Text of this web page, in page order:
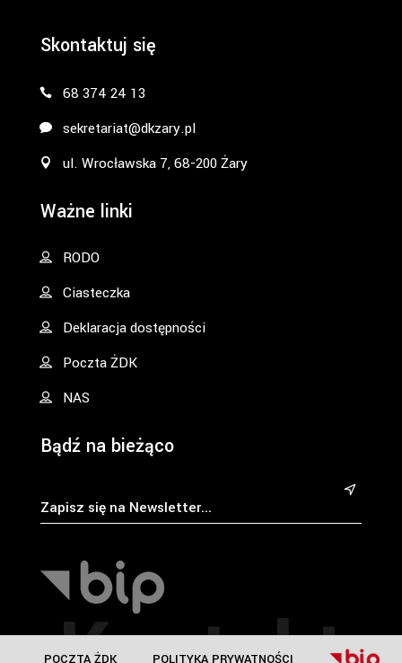
POLITYKA PRYWATNOŚCI
POCZTA ŻDK
Skontaktuj się
68 374 24 13
sekretariat@dkzary.pl
ul. Wrocławska 7, 68-200 Żary
Ważne linki
RODO
Ciasteczka
Deklaracja dostępności
Poczta ŻDK
NAS
Bądź na bieżąco
&